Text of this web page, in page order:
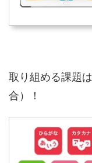
取り組める課題
合）！